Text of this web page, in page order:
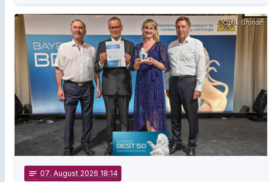
Optik Gronde
notes 07. August 2026 18:14